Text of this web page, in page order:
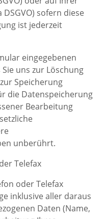
sofern diese
ist jederzeit
eingegebenen
uns zur Löschung
Speicherung
die Datenspeicherung
Bearbeitung
unberührt.
Telefax
oder Telefax
inklusive aller daraus
Daten (Name,